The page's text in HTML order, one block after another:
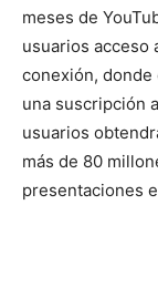
meses de
usuarios acceso
conexión,
una suscripción
usuarios
más de 80
presentaciones